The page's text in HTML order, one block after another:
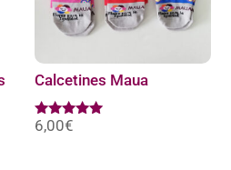
Calcetines Maua
Valorado
6,00€